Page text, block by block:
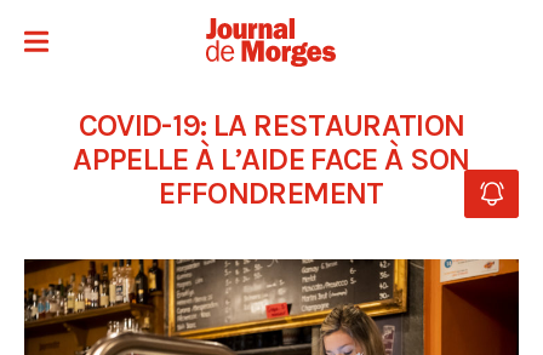
COVID-19: LA RESTAURATION
APPELLE À L’AIDE FACE À SON
EFFONDREMENT